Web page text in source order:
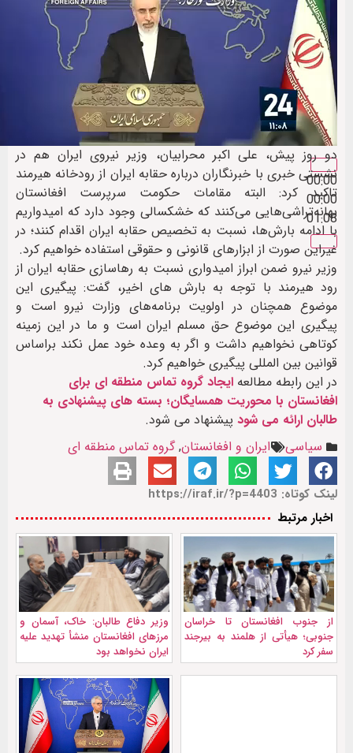
00:00
00:00
01:08
دو روز پیش، علی اکبر محرابیان، وزیر نیروی ایران هم در
نشستی خبری با خبرنگاران درباره حقابه ایران از رودخانه هیرمند
تاکید کرد: البته مقامات حکومت سرپرست افغانستان
بهانه‌تراشی‌هایی می‌کنند که خشکسالی وجود دارد که امیدواریم
با ادامه بارش‌ها، نسبت به تخصیص حقابه ایران اقدام کنند؛ در
غیراین صورت از ابزارهای قانونی و حقوقی استفاده خواهیم کرد.
وزیر نیرو ضمن ابراز امیدواری نسبت به رهاسازی حقابه ایران از
رود هیرمند با توجه به بارش های اخیر، گفت: پیگیری این
موضوع همچنان در اولویت برنامه‌های وزارت نیرو است و
پیگیری این موضوع حق مسلم ایران است و ما در این زمینه
کوتاهی نخواهیم داشت و اگر به وعده خود عمل نکند براساس
قوانین بین المللی پیگیری خواهیم کرد.
در این رابطه مطالعه ایجاد گروه تماس منطقه ای برای
افغانستان با محوریت همسایگان؛ بسته های پیشنهادی به
طالبان ارائه می شود پیشنهاد می شود.
سیاسی
ایران و افغانستان,گروه تماس منطقه ای
لینک کوتاه: https://iraf.ir/?p=4403
اخبار مرتبط
از جنوب افغانستان تا خراسان
جنوبی؛ هیأتی از هلمند به بیرجند
سفر کرد
وزیر دفاع طالبان: خاک، آسمان و
مرزهای افغانستان منشأ تهدید علیه
ایران نخواهد بود